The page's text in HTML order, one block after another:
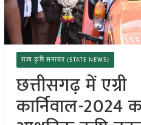
राज्य कृषि समाचार (STATE NEWS)
छत्तीसगढ़ में एग्री
कार्निवाल-2024